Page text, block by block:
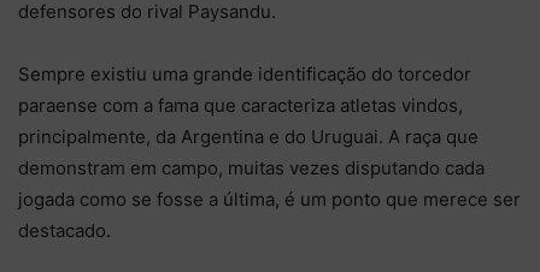
defensores do rival Paysandu.
Sempre existiu uma grande identificação do torcedor
paraense com a fama que caracteriza atletas vindos,
principalmente, da Argentina e do Uruguai. A raça que
demonstram em campo, muitas vezes disputando cada
jogada como se fosse a última, é um ponto que merece ser
destacado.